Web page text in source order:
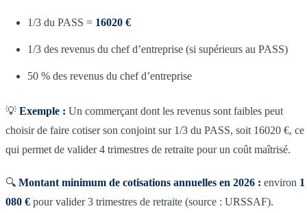
1/3 du PASS = 16020 €
1/3 des revenus du chef d’entreprise (si supérieurs au PASS)
50 % des revenus du chef d’entreprise
💡 Exemple : Un commerçant dont les revenus sont faibles peut
choisir de faire cotiser son conjoint sur 1/3 du PASS, soit 16020 €, ce
qui permet de valider 4 trimestres de retraite pour un coût maîtrisé.
🔍 Montant minimum de cotisations annuelles en 2026 : environ 1
080 € pour valider 3 trimestres de retraite (source : URSSAF).